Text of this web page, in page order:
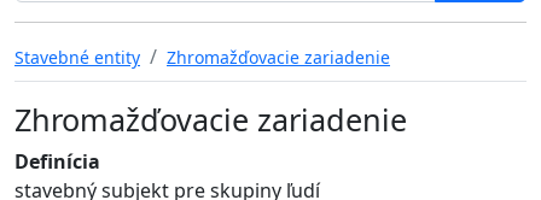
Stavebné entity Zhromažďovacie zariadenie
Zhromažďovacie zariadenie
Definícia
stavebný subjekt pre skupiny ľudí